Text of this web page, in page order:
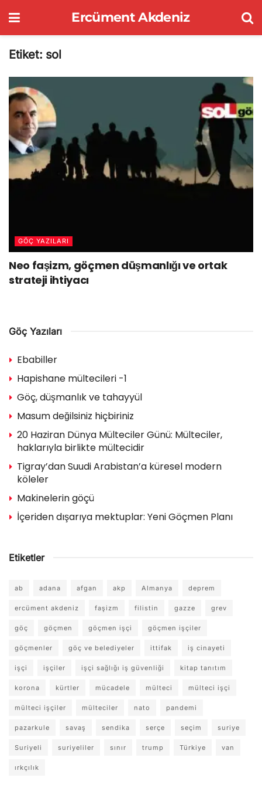
Ercüment Akdeniz
Etiket: sol
GÖÇ YAZILARI
Neo faşizm, göçmen düşmanlığı ve ortak
strateji ihtiyacı
Göç Yazıları
Ebabiller
Hapishane mültecileri -1
Göç, düşmanlık ve tahayyül
Masum değilsiniz hiçbiriniz
20 Haziran Dünya Mülteciler Günü: Mülteciler,
haklarıyla birlikte mültecidir
Tigray’dan Suudi Arabistan’a küresel modern
köleler
Makinelerin göçü
İçeriden dışarıya mektuplar: Yeni Göçmen Planı
Etiketler
ab adana afgan akp Almanya deprem
ercüment akdeniz faşizm filistin gazze grev
göç göçmen göçmen işçi göçmen işçiler
göçmenler göç ve belediyeler ittifak iş cinayeti
işçi işçiler işçi sağlığı iş güvenliği kitap tanıtım
korona kürtler mücadele mülteci mülteci işçi
mülteci işçiler mülteciler nato pandemi
pazarkule savaş sendika serçe seçim suriye
Suriyeli suriyeliler sınır trump Türkiye van
ırkçılık